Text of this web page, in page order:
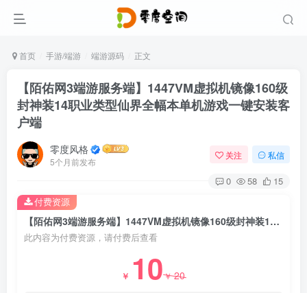
首页 手游/端游 端游源码 正文
【陌佑网3端游服务端】1447VM虚拟机镜像160级
封神装14职业类型仙界全幅本单机游戏一键安装客
户端
零度风格
5个月前发布
关注 私信
0 58 15
【陌佑网3端游服务端】1447VM虚拟机镜像160级封神装14职业类型仙界全幅本单机游戏一键安装客户端
此内容为付费资源，请付费后查看
￥ 10￥20
付费资源